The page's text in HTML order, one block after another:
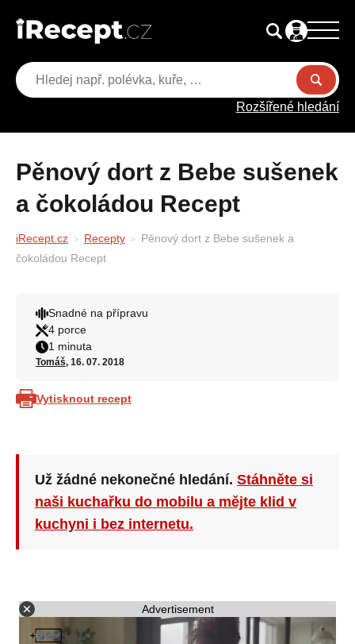
Rozšířené hledání
Pěnový dort z Bebe sušenek
a čokoládou Recept
iRecept.cz Recepty
Pěnový dort z Bebe sušenek a
čokoládou Recept
Snadné na přípravu
4 porce
1 minuta
Tomáš, 16. 07. 2018
Vytisknout recept
Už žádné nekonečné hledání. Stáhněte si
naši kuchařku do mobilu a mějte klid v
kuchyni i bez internetu.
Advertisement